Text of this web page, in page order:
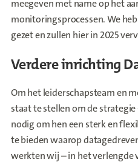
meegeven met name op het
monitoringsprocessen. We
gezet en zullen hier in 2025
Verdere inrichting
Om het leiderschapsteam en
staat te stellen om de
nodig om hen een sterk en
te bieden waarop
werkten wij – in het verlengde